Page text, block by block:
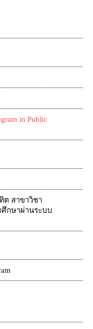
in Public
สาขาวิชา
ศึกษาผ่านระบบ